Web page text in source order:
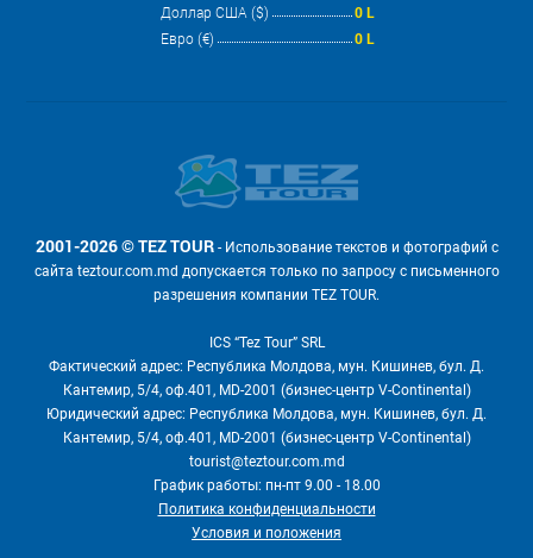
Доллар США ($)
0 L
Евро (€)
0 L
2001-2026 © TEZ TOUR- Использование текстов и фотографий с
сайта teztour.com.md допускается только по запросу с письменного
разрешения компании TEZ TOUR.
ICS “Tez Tour” SRL
Фактический адрес: Республика Молдова, мун. Кишинев, бул. Д.
Кантемир, 5/4, оф.401, MD-2001 (бизнес-центр V-Continental)
Юридический адрес: Республика Молдова, мун. Кишинев, бул. Д.
Кантемир, 5/4, оф.401, MD-2001 (бизнес-центр V-Continental)
tourist@teztour.com.md
График работы: пн-пт 9.00 - 18.00
Политика конфиденциальности
Условия и положения